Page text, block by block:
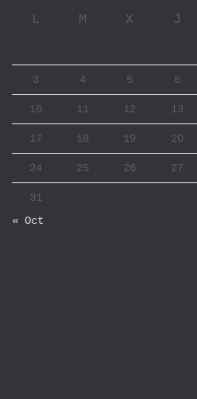
L M X J
3 4 5 6
10 11 12 13
17 18 19 20
24 25 26 27
31
« Oct